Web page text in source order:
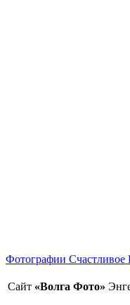
Фотографии Счастливое
Сайт «Волга Фото»